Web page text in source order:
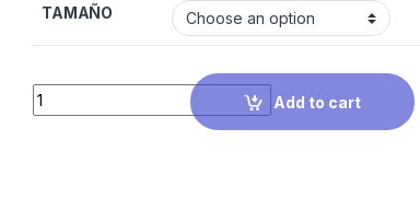
TAMAÑO
Quantity
Add to cart